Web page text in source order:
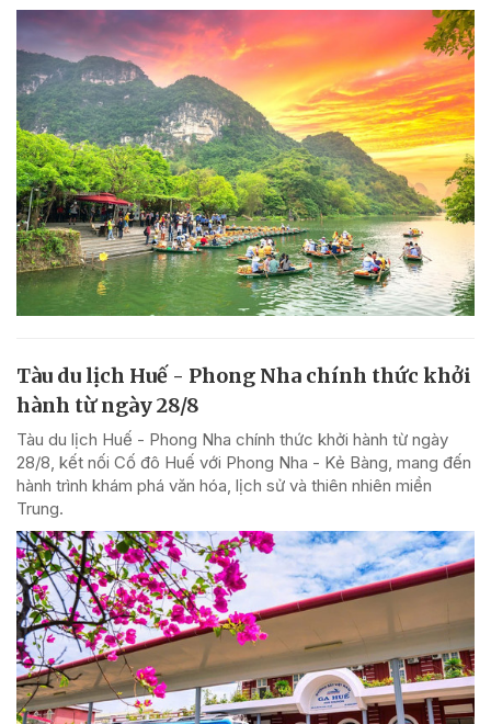
Tàu du lịch Huế - Phong Nha chính thức khởi
hành từ ngày 28/8
Tàu du lịch Huế - Phong Nha chính thức khởi hành từ ngày
28/8, kết nối Cố đô Huế với Phong Nha - Kẻ Bàng, mang đến
hành trình khám phá văn hóa, lịch sử và thiên nhiên miền
Trung.